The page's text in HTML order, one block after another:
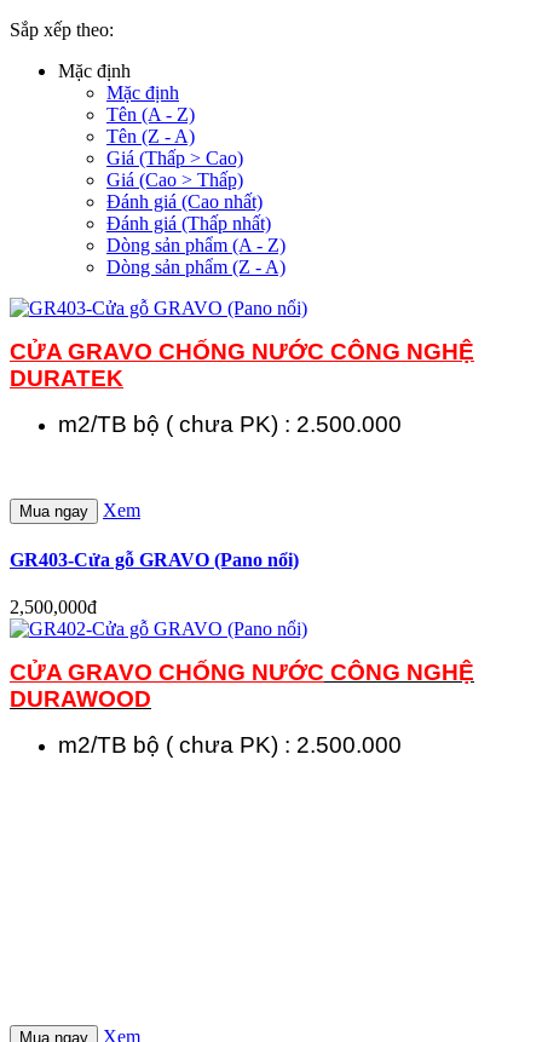
Sắp xếp theo:
Mặc định
Mặc định
Tên (A - Z)
Tên (Z - A)
Giá (Thấp > Cao)
Giá (Cao > Thấp)
Đánh giá (Cao nhất)
Đánh giá (Thấp nhất)
Dòng sản phẩm (A - Z)
Dòng sản phẩm (Z - A)
CỬA GRAVO CHỐNG NƯỚC CÔNG NGHỆ
DURATEK
m2/TB bộ ( chưa PK) : 2.500.000
Mua ngay Xem
GR403-Cửa gỗ GRAVO (Pano nổi)
2,500,000đ
CỬA GRAVO CHỐNG NƯỚC CÔNG NGHỆ
DURAWOOD
m2/TB bộ ( chưa PK) : 2.500.000
Mua ngay Xem